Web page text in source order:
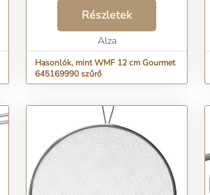
Részletek
Alza
Hasonlók, mint WMF 12 cm Gourmet
645169990 szűrő